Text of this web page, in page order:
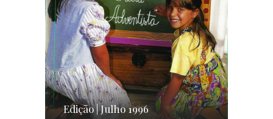
Edição | Julho 1996